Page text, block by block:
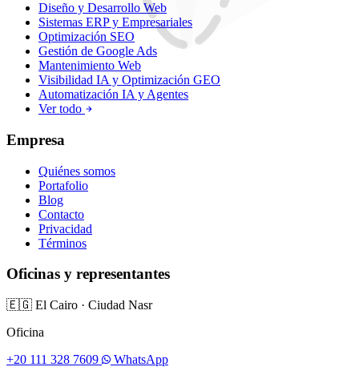
Diseño y Desarrollo Web
Sistemas ERP y Empresariales
Optimización SEO
Gestión de Google Ads
Mantenimiento Web
Visibilidad IA y Optimización GEO
Automatización IA y Agentes
Ver todo
Empresa
Quiénes somos
Portafolio
Blog
Contacto
Privacidad
Términos
Oficinas y representantes
🇪🇬 El Cairo · Ciudad Nasr
Oficina
+20 111 328 7609
WhatsApp